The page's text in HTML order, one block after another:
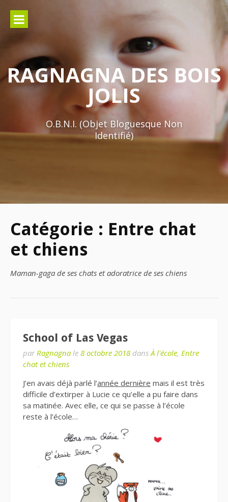
contenu
RAGNAGNA DES BOIS
JOLIS
O.B.N.I. (Objet Bloguesque Non
Identifié)
Catégorie : Entre chat
et chiens
Maman-gaga de ses chats et adoratrice de ses chiens
School of Las Vegas
par Ragnagna le 8 octobre 2018 dans À l'école, Entre
chat et chiens
J’en avais déjà parlé l’année dernière mais il est très
difficile d’extirper à Lucie ce qu’elle a pu faire dans
sa matinée. Avec elle, ce qui se passe à l’école
reste à l’école…